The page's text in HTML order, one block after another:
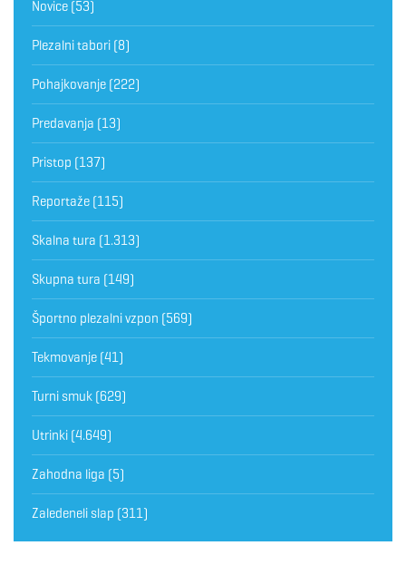
Novice (53)
Plezalni tabori (8)
Pohajkovanje (222)
Predavanja (13)
Pristop (137)
Reportaže (115)
Skalna tura (1.313)
Skupna tura (149)
Športno plezalni vzpon (569)
Tekmovanje (41)
Turni smuk (629)
Utrinki (4.649)
Zahodna liga (5)
Zaledeneli slap (311)